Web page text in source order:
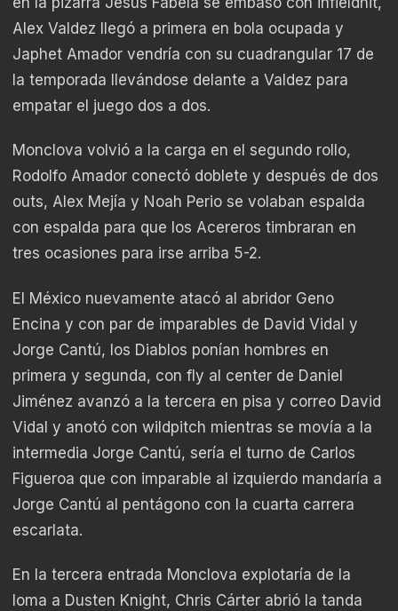
Alex Valdez llegó a primera en bola ocupada y
Japhet Amador vendría con su cuadrangular 17 de
la temporada llevándose delante a Valdez para
empatar el juego dos a dos.
Monclova volvió a la carga en el segundo rollo,
Rodolfo Amador conectó doblete y después de dos
outs, Alex Mejía y Noah Perio se volaban espalda
con espalda para que los Acereros timbraran en
tres ocasiones para irse arriba 5-2.
El México nuevamente atacó al abridor Geno
Encina y con par de imparables de David Vidal y
Jorge Cantú, los Diablos ponían hombres en
primera y segunda, con fly al center de Daniel
Jiménez avanzó a la tercera en pisa y correo David
Vidal y anotó con wildpitch mientras se movía a la
intermedia Jorge Cantú, sería el turno de Carlos
Figueroa que con imparable al izquierdo mandaría a
Jorge Cantú al pentágono con la cuarta carrera
escarlata.
En la tercera entrada Monclova explotaría de la
loma a Dusten Knight, Chris Cárter abrió la tanda